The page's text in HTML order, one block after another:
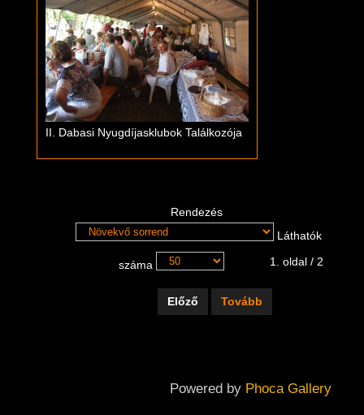
II. Dabasi Nyugdíjasklubok Találkozója
Rendezés
Láthatók
száma 1. oldal / 2
Előző Tovább
Powered by Phoca Gallery